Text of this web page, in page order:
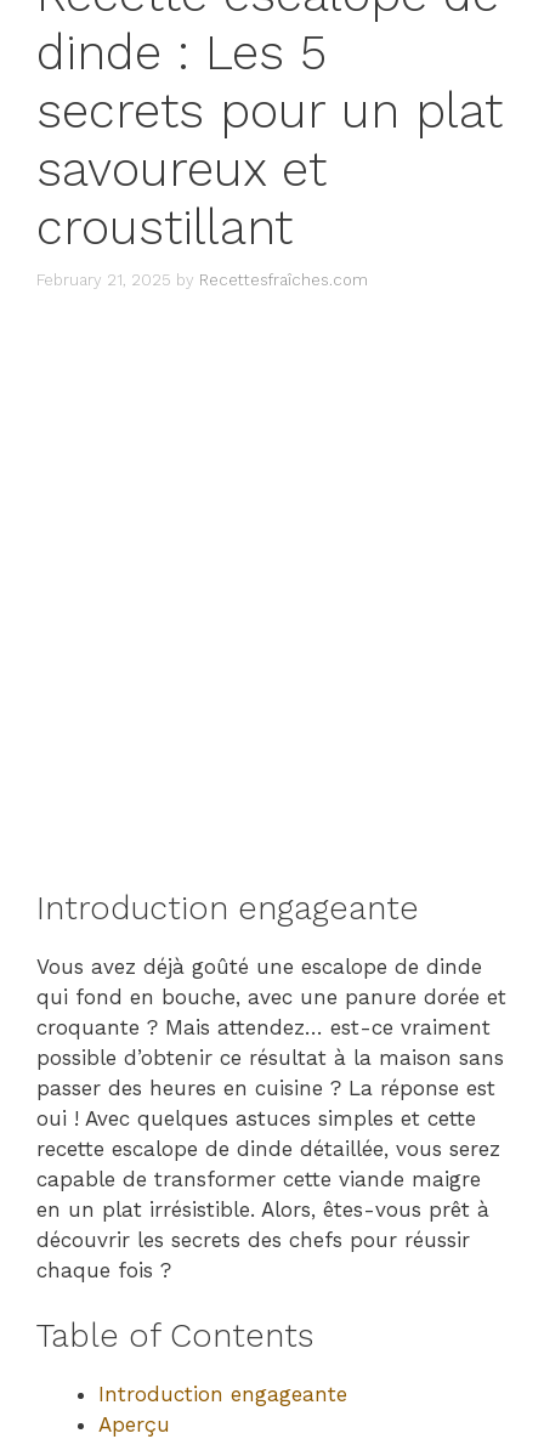
dinde : Les 5
secrets pour un plat
savoureux et
croustillant
February 21, 2025 by Recettesfraîches.com
Introduction engageante
Vous avez déjà goûté une escalope de dinde
qui fond en bouche, avec une panure dorée et
croquante ? Mais attendez… est-ce vraiment
possible d’obtenir ce résultat à la maison sans
passer des heures en cuisine ? La réponse est
oui ! Avec quelques astuces simples et cette
recette escalope de dinde détaillée, vous serez
capable de transformer cette viande maigre
en un plat irrésistible. Alors, êtes-vous prêt à
découvrir les secrets des chefs pour réussir
chaque fois ?
Table of Contents
Introduction engageante
Aperçu